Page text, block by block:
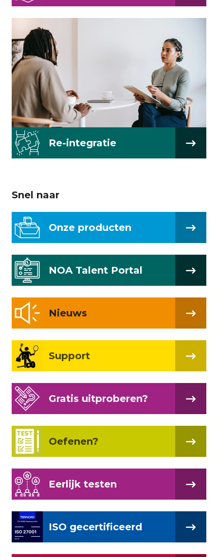
Re-integratie
Snel naar
Onze producten
NOA Talent Portal
Nieuws
Support
Gratis uitproberen?
Oefenen?
Eerlijk testen
ISO gecertificeerd